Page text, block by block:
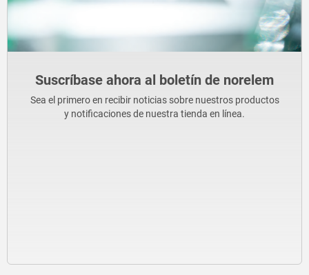
Suscríbase ahora al boletín de norelem
Sea el primero en recibir noticias sobre nuestros productos
y notificaciones de nuestra tienda en línea.